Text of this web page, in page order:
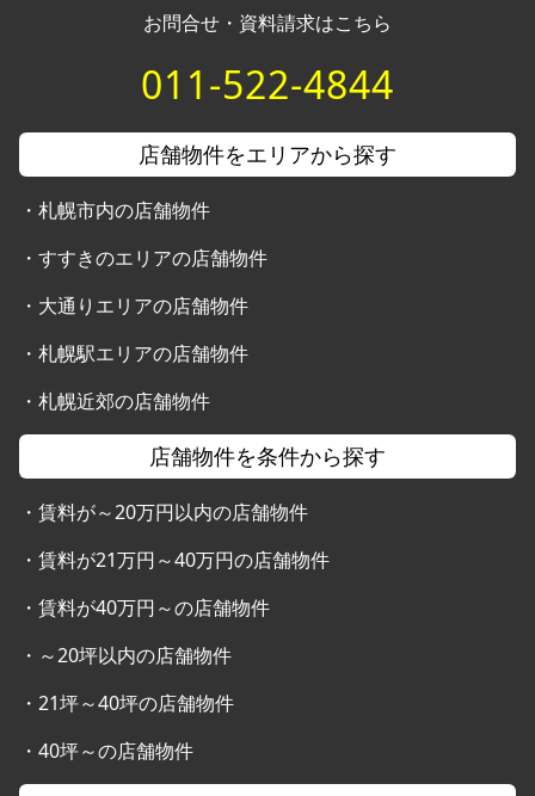
お問合せ・資料請求はこちら
011-522-4844
店舗物件をエリアから探す
・ 札幌市内の店舗物件
・ すすきのエリアの店舗物件
・ 大通りエリアの店舗物件
・ 札幌駅エリアの店舗物件
・ 札幌近郊の店舗物件
店舗物件を条件から探す
・ 賃料が～20万円以内の店舗物件
・ 賃料が21万円～40万円の店舗物件
・ 賃料が40万円～の店舗物件
・ ～20坪以内の店舗物件
・ 21坪～40坪の店舗物件
・ 40坪～の店舗物件